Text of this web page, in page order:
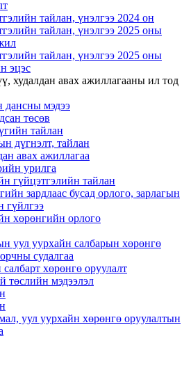
тайлан, үнэлгээ 2024 он
тайлан, үнэлгээ 2025 оны
тайлан, үнэлгээ 2025 оны
эцэс
худалдан авах ажиллагааны ил тод
мэдээ
төсөв
тайлан
дүгнэлт, тайлан
авах ажиллагаа
урилга
гүйцэтгэлийн тайлан
зардлаас бусад орлого, зарлагын
гүйлгээ
хөрөнгийн орлого
уул уурхайн салбарын хөрөнгө
судалгаа
хөрөнгө оруулалт
төслийн мэдээлэл
уул уурхайн хөрөнгө оруулалтын